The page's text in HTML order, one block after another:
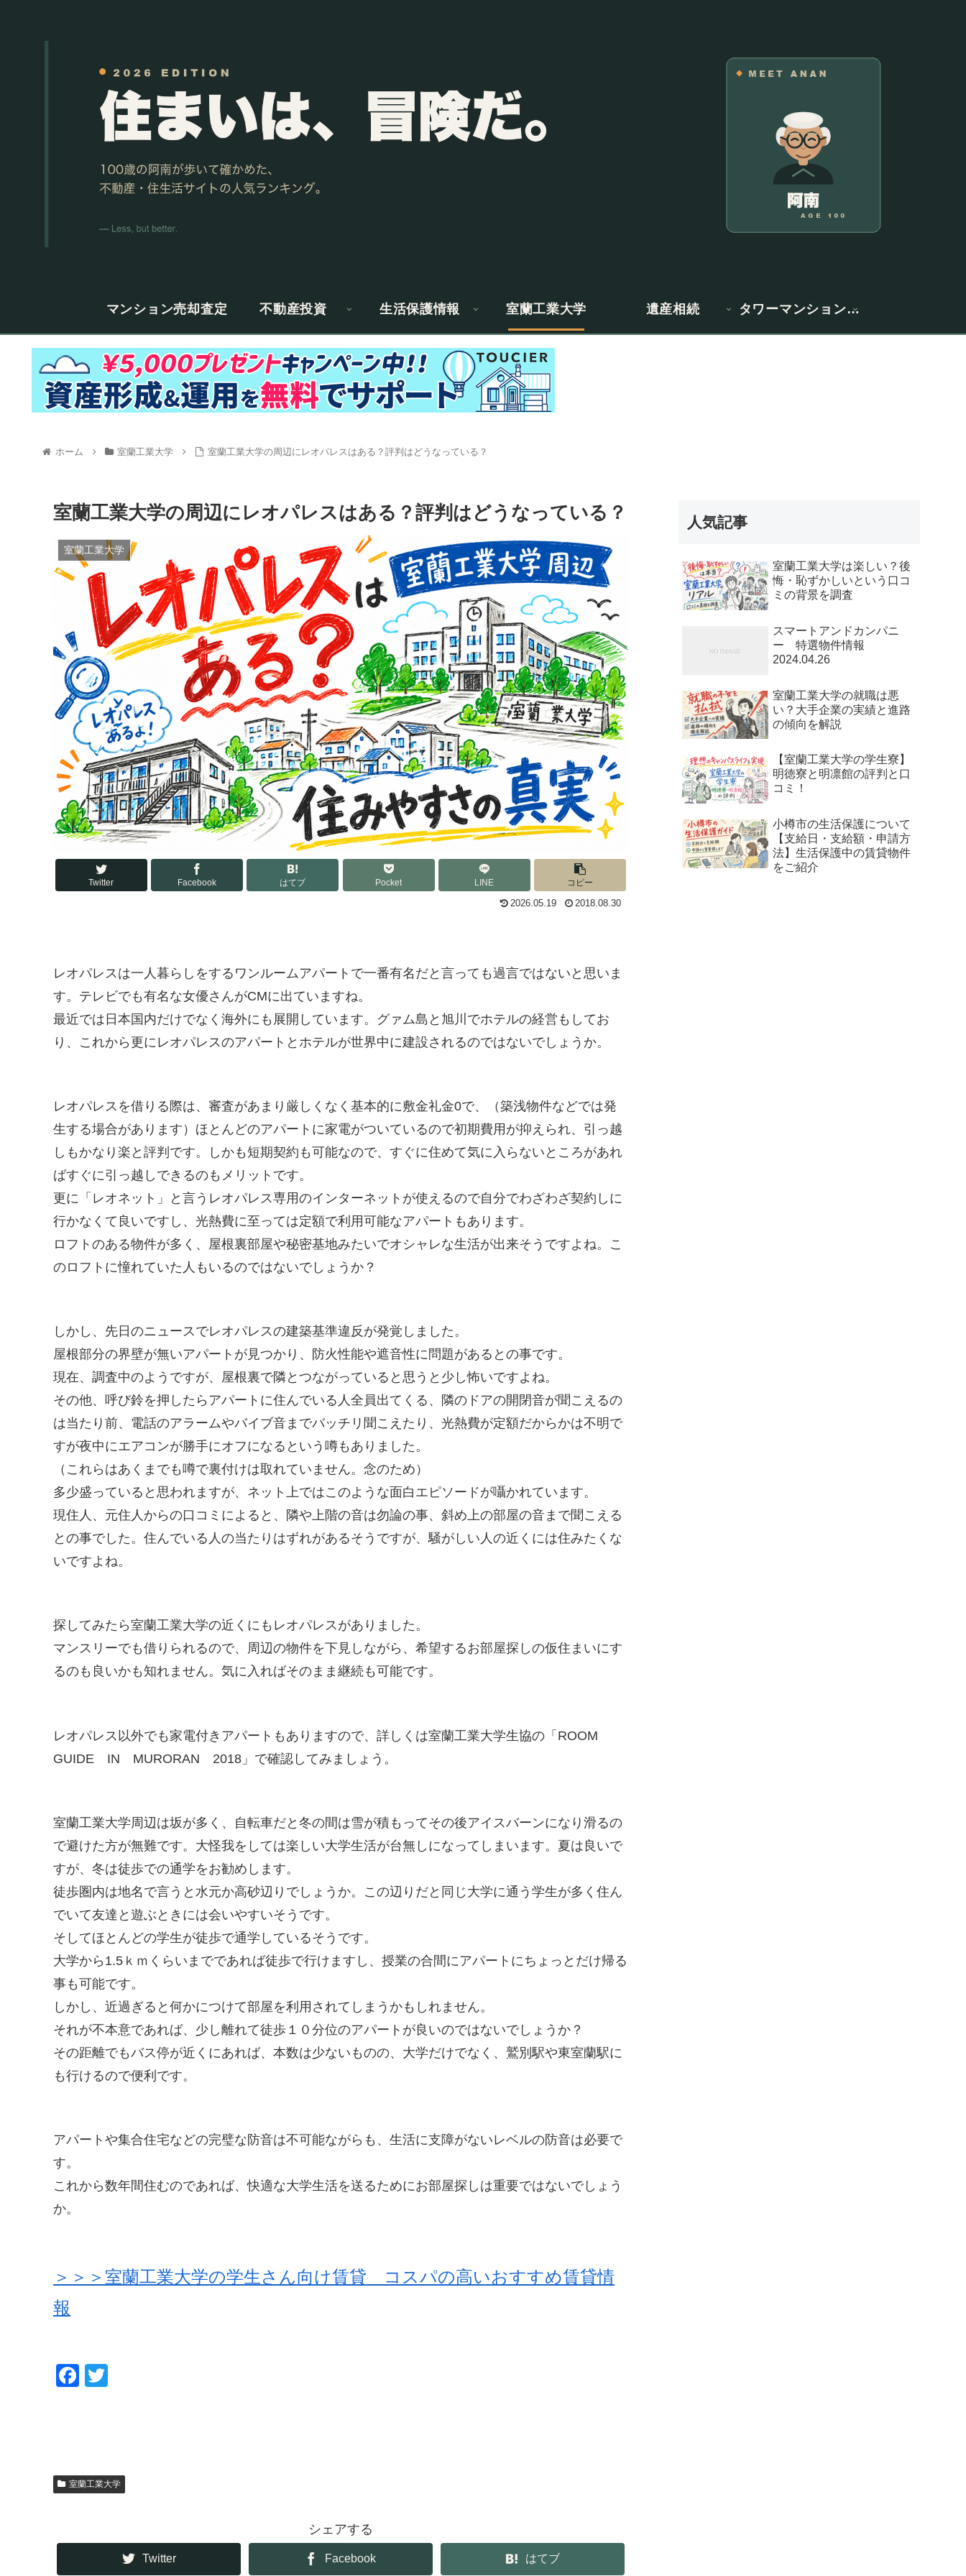
マンション売却査定 不動産投資 生活保護情報 室蘭工業大学 遺産相続 タワーマンション情
ホーム 室蘭工業大学 室蘭工業大学の周辺にレオパレスはある？評判はどうなっている？
室蘭工業大学の周辺にレオパレスはある？評判はどうなっている？
室蘭工業大学
Twitter Facebook はてブ Pocket LINE コピー
2026.05.19 2018.08.30
レオパレスは一人暮らしをするワンルームアパートで一番有名だと言っても過言ではないと思いま
す。テレビでも有名な女優さんがCMに出ていますね。
最近では日本国内だけでなく海外にも展開しています。グァム島と旭川でホテルの経営もしてお
り、これから更にレオパレスのアパートとホテルが世界中に建設されるのではないでしょうか。
レオパレスを借りる際は、審査があまり厳しくなく基本的に敷金礼金0で、（築浅物件などでは発
生する場合があります）ほとんどのアパートに家電がついているので初期費用が抑えられ、引っ越
しもかなり楽と評判です。しかも短期契約も可能なので、すぐに住めて気に入らないところがあれ
ばすぐに引っ越しできるのもメリットです。
更に「レオネット」と言うレオパレス専用のインターネットが使えるので自分でわざわざ契約しに
行かなくて良いですし、光熱費に至っては定額で利用可能なアパートもあります。
ロフトのある物件が多く、屋根裏部屋や秘密基地みたいでオシャレな生活が出来そうですよね。こ
のロフトに憧れていた人もいるのではないでしょうか？
しかし、先日のニュースでレオパレスの建築基準違反が発覚しました。
屋根部分の界壁が無いアパートが見つかり、防火性能や遮音性に問題があるとの事です。
現在、調査中のようですが、屋根裏で隣とつながっていると思うと少し怖いですよね。
その他、呼び鈴を押したらアパートに住んでいる人全員出てくる、隣のドアの開閉音が聞こえるの
は当たり前、電話のアラームやバイブ音までバッチリ聞こえたり、光熱費が定額だからかは不明で
すが夜中にエアコンが勝手にオフになるという噂もありました。
（これらはあくまでも噂で裏付けは取れていません。念のため）
多少盛っていると思われますが、ネット上ではこのような面白エピソードが囁かれています。
現住人、元住人からの口コミによると、隣や上階の音は勿論の事、斜め上の部屋の音まで聞こえる
との事でした。住んでいる人の当たりはずれがあるそうですが、騒がしい人の近くには住みたくな
いですよね。
探してみたら室蘭工業大学の近くにもレオパレスがありました。
マンスリーでも借りられるので、周辺の物件を下見しながら、希望するお部屋探しの仮住まいにす
るのも良いかも知れません。気に入ればそのまま継続も可能です。
レオパレス以外でも家電付きアパートもありますので、詳しくは室蘭工業大学生協の「ROOM
GUIDE IN MURORAN 2018」で確認してみましょう。
室蘭工業大学周辺は坂が多く、自転車だと冬の間は雪が積もってその後アイスバーンになり滑るの
で避けた方が無難です。大怪我をしては楽しい大学生活が台無しになってしまいます。夏は良いで
すが、冬は徒歩での通学をお勧めします。
徒歩圏内は地名で言うと水元か高砂辺りでしょうか。この辺りだと同じ大学に通う学生が多く住ん
でいて友達と遊ぶときには会いやすいそうです。
そしてほとんどの学生が徒歩で通学しているそうです。
大学から1.5ｋｍくらいまでであれば徒歩で行けますし、授業の合間にアパートにちょっとだけ帰る
事も可能です。
しかし、近過ぎると何かにつけて部屋を利用されてしまうかもしれません。
それが不本意であれば、少し離れて徒歩１０分位のアパートが良いのではないでしょうか？
その距離でもバス停が近くにあれば、本数は少ないものの、大学だけでなく、鷲別駅や東室蘭駅に
も行けるので便利です。
アパートや集合住宅などの完璧な防音は不可能ながらも、生活に支障がないレベルの防音は必要で
す。
これから数年間住むのであれば、快適な大学生活を送るためにお部屋探しは重要ではないでしょう
か。
＞＞＞室蘭工業大学の学生さん向け賃貸 コスパの高いおすすめ賃貸情
報
F
o
k
室蘭工業大学
シェアする
Twitter Facebook はてブ
人気記事
室蘭工業大学は楽しい？後
悔・恥ずかしいという口コ
ミの背景を調査
スマートアンドカンパニ
ー 特選物件情報
2024.04.26
室蘭工業大学の就職は悪
い？大手企業の実績と進路
の傾向を解説
【室蘭工業大学の学生寮】
明徳寮と明凛館の評判と口
コミ！
小樽市の生活保護について
【支給日・支給額・申請方
法】生活保護中の賃貸物件
をご紹介